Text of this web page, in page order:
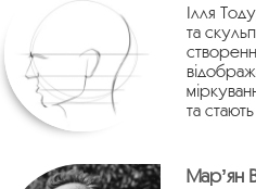
Ілля
та
та
Марʼян